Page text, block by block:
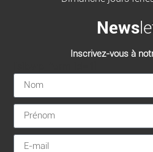
News
Inscrivez-vous à